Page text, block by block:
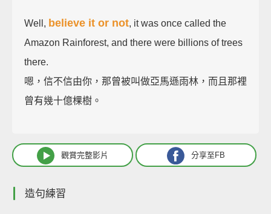
Well, believe it or not, it was once called the
Amazon Rainforest, and there were billions of trees
there.
嗯，信不信由你，那曾被叫做亞馬遜雨林，而且那裡
曾有幾十億棵樹。
觀賞完整影片 分享至FB
造句練習